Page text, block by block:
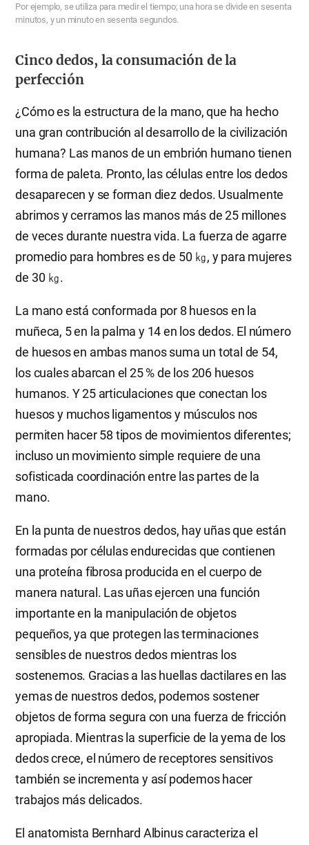
Por ejemplo, se utiliza para medir el tiempo; una hora se divide en sesenta
minutos, y un minuto en sesenta segundos.
Cinco dedos, la consumación de la
perfección
¿Cómo es la estructura de la mano, que ha hecho
una gran contribución al desarrollo de la civilización
humana? Las manos de un embrión humano tienen
forma de paleta. Pronto, las células entre los dedos
desaparecen y se forman diez dedos. Usualmente
abrimos y cerramos las manos más de 25 millones
de veces durante nuestra vida. La fuerza de agarre
promedio para hombres es de 50 ㎏, y para mujeres
de 30 ㎏.
La mano está conformada por 8 huesos en la
muñeca, 5 en la palma y 14 en los dedos. El número
de huesos en ambas manos suma un total de 54,
los cuales abarcan el 25 % de los 206 huesos
humanos. Y 25 articulaciones que conectan los
huesos y muchos ligamentos y músculos nos
permiten hacer 58 tipos de movimientos diferentes;
incluso un movimiento simple requiere de una
sofisticada coordinación entre las partes de la
mano.
En la punta de nuestros dedos, hay uñas que están
formadas por células endurecidas que contienen
una proteína fibrosa producida en el cuerpo de
manera natural. Las uñas ejercen una función
importante en la manipulación de objetos
pequeños, ya que protegen las terminaciones
sensibles de nuestros dedos mientras los
sostenemos. Gracias a las huellas dactilares en las
yemas de nuestros dedos, podemos sostener
objetos de forma segura con una fuerza de fricción
apropiada. Mientras la superficie de la yema de los
dedos crece, el número de receptores sensitivos
también se incrementa y así podemos hacer
trabajos más delicados.
El anatomista Bernhard Albinus caracteriza el